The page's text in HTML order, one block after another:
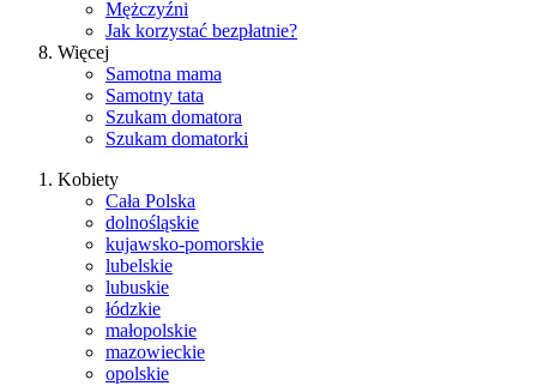
Mężczyźni
Jak korzystać bezpłatnie?
Więcej
Samotna mama
Samotny tata
Szukam domatora
Szukam domatorki
Kobiety
Cała Polska
dolnośląskie
kujawsko-pomorskie
lubelskie
lubuskie
łódzkie
małopolskie
mazowieckie
opolskie